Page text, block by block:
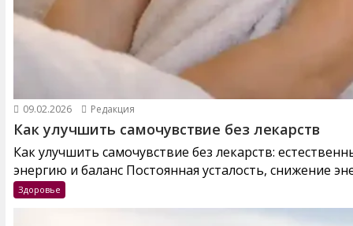
09.02.2026 Редакция
Как улучшить самочувствие без лекарств
Как улучшить самочувствие без лекарств:
энергию и баланс Постоянная усталость, снижение
Здоровье